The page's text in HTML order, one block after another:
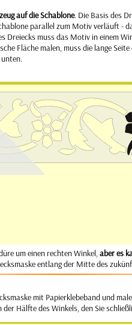
auf die Schablone. Die Basis des
parallel zum Motiv verläuft -
Dreiecks muss das Motiv in einem
Fläche malen, muss die lange
um einen rechten Winkel, aber es
entlang der Mitte des
mit Papierklebeband und
Hälfte des Winkels, den Sie